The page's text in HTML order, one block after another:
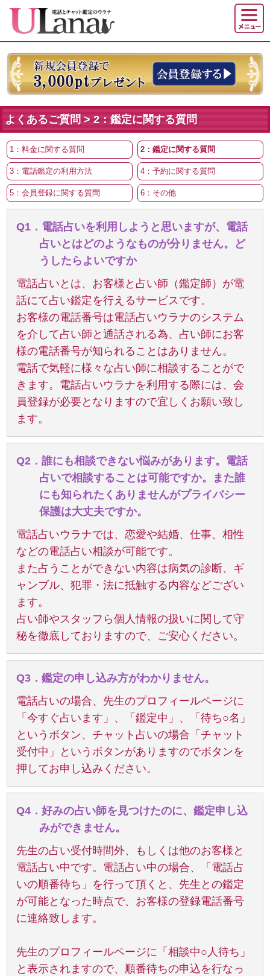
よくあるご質問 > 2：鑑定に関する質問
1：料金に関する質問 2：鑑定に関する質問
3：電話鑑定の利用方法 4：予約に関する質問
5：会員登録に関する質問 6：その他
Q1．電話占いを利用しようと思いますが、電話
占いとはどのようなものが分りません。ど
うしたらよいですか
電話占いとは、お客様と占い師（鑑定師）が電
話にて占い鑑定を行えるサービスです。
お客様の電話番号は電話占いウラナのシステム
を介して占い師と通話される為、占い師にお客
様の電話番号が知られることはありません。
電話で気軽に様々な占い師に相談することがで
きます。電話占いウラナを利用する際には、会
員登録が必要となりますので宜しくお願い致し
ます。
Q2．誰にも相談できない悩みがあります。電話
占いで相談することは可能ですか。また誰
にも知られたくありませんがプライバシー
保護は大丈夫ですか。
電話占いウラナでは、恋愛や結婚、仕事、相性
などの電話占い相談が可能です。
また占うことができない内容は病気の診断、ギ
ャンブル、犯罪・法に抵触する内容などござい
ます。
占い師やスタッフら個人情報の扱いに関して守
秘を徹底しておりますので、ご安心ください。
Q3．鑑定の申し込み方がわかりません。
電話占いの場合、先生のプロフィールページに
「今すぐ占います」、「鑑定中」、「待ち○名」
というボタン、チャット占いの場合「チャット
受付中」というボタンがありますのでボタンを
押してお申し込みください。
Q4．好みの占い師を見つけたのに、鑑定申し込
みができません。
先生の占い受付時間外、もしくは他のお客様と
電話占い中です。電話占い中の場合、「電話占
いの順番待ち」を行って頂くと、先生との鑑定
が可能となった時点で、お客様の登録電話番号
に連絡致します。
先生のプロフィールページに「相談中○人待ち」
と表示されますので、順番待ちの申込を行なっ